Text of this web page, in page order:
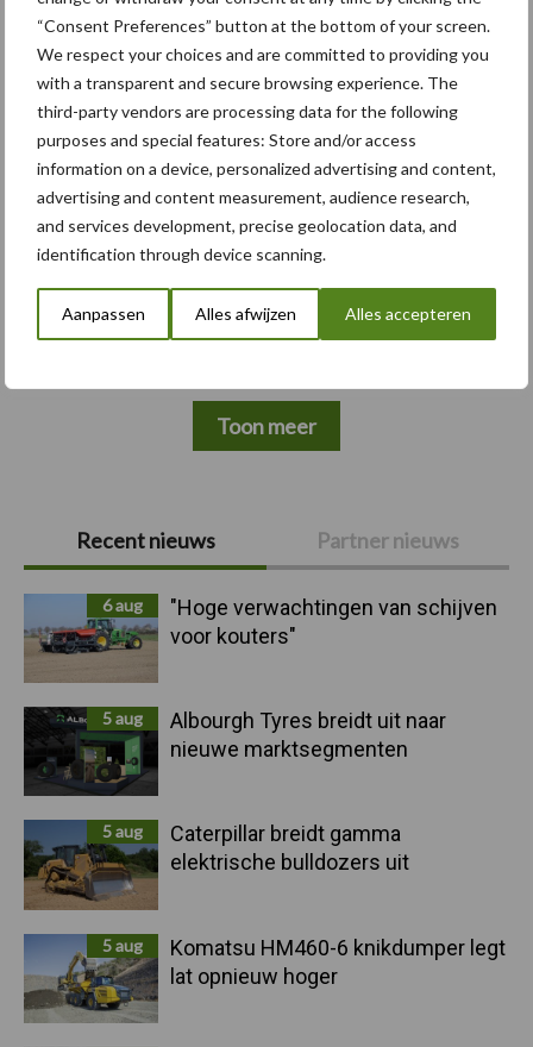
“Consent Preferences” button at the bottom of your screen.
We respect your choices and are committed to providing you
with a transparent and secure browsing experience. The
third-party vendors are processing data for the following
purposes and special features: Store and/or access
information on a device, personalized advertising and content,
advertising and content measurement, audience research,
and services development, precise geolocation data, and
identification through device scanning.
Aanpassen Alles afwijzen Alles accepteren
Primaire
Sidebar
Recent nieuws Partner nieuws
6 aug
"Hoge verwachtingen van schijven
voor kouters"
5 aug
Albourgh Tyres breidt uit naar
nieuwe marktsegmenten
5 aug
Caterpillar breidt gamma
elektrische bulldozers uit
5 aug
Komatsu HM460-6 knikdumper legt
lat opnieuw hoger
Themapagina's
Bemesting Gewas & ruwvoer Loonwerk
Beregening /
Irrigatie
Toon meer